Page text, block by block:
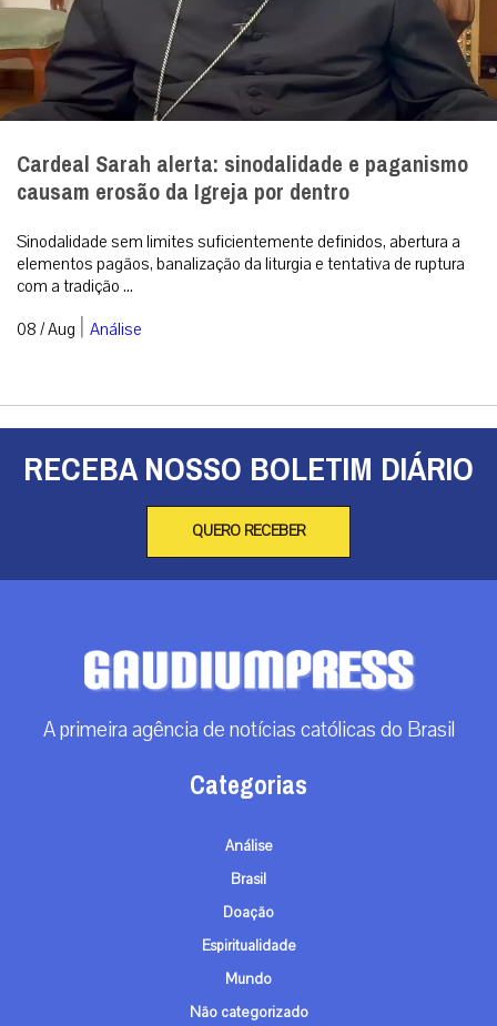
Cardeal Sarah alerta: sinodalidade e paganismo
causam erosão da Igreja por dentro
Sinodalidade sem limites suficientemente definidos, abertura a
elementos pagãos, banalização da liturgia e tentativa de ruptura
com a tradição ...
08 / Aug | Análise
RECEBA NOSSO BOLETIM DIÁRIO
QUERO RECEBER
A primeira agência de notícias católicas do Brasil
Categorias
Análise
Brasil
Doação
Espiritualidade
Mundo
Não categorizado